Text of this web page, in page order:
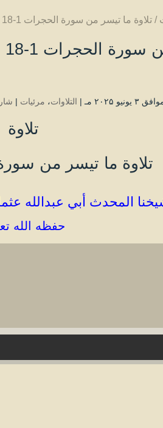
/ تلاوة ما تيسر من سورة الحجرات 1-18
سورة الحجرات 1-18
التلاوات، مرئيات |
تلاوة
تلاوة ما تيسر من سورة
المحدث أبي عبدالله
حفظه الله